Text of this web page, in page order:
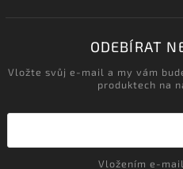
ODEBÍRAT
Vložte svůj e-mail a my vám
produktech na